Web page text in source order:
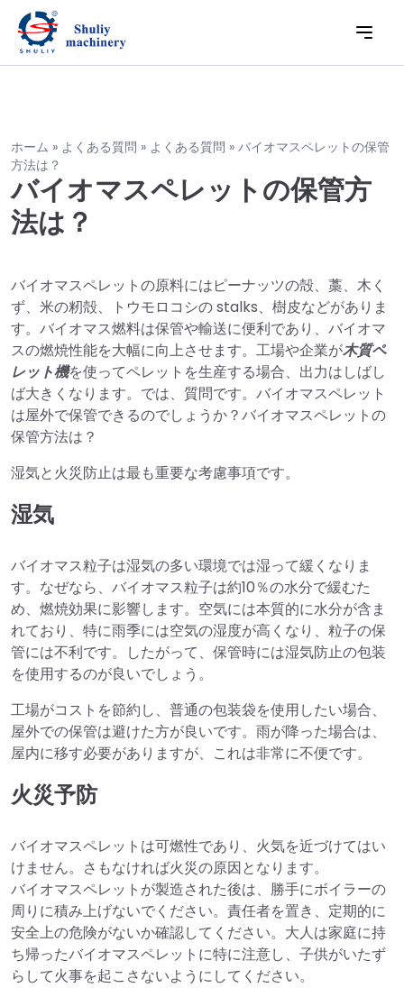
ホーム » よくある質問 » よくある質問 » バイオマスペレットの保管
方法は？
バイオマスペレットの保管方
法は？
バイオマスペレットの原料にはピーナッツの殻、藁、木く
ず、米の籾殻、トウモロコシの stalks、樹皮などがありま
す。バイオマス燃料は保管や輸送に便利であり、バイオマ
スの燃焼性能を大幅に向上させます。工場や企業が木質ペ
レット機を使ってペレットを生産する場合、出力はしばし
ば大きくなります。では、質問です。バイオマスペレット
は屋外で保管できるのでしょうか？バイオマスペレットの
保管方法は？
湿気と火災防止は最も重要な考慮事項です。
湿気
バイオマス粒子は湿気の多い環境では湿って緩くなりま
す。なぜなら、バイオマス粒子は約10％の水分で緩むた
め、燃焼効果に影響します。空気には本質的に水分が含ま
れており、特に雨季には空気の湿度が高くなり、粒子の保
管には不利です。したがって、保管時には湿気防止の包装
を使用するのが良いでしょう。
工場がコストを節約し、普通の包装袋を使用したい場合、
屋外での保管は避けた方が良いです。雨が降った場合は、
屋内に移す必要がありますが、これは非常に不便です。
火災予防
バイオマスペレットは可燃性であり、火気を近づけてはい
けません。さもなければ火災の原因となります。
バイオマスペレットが製造された後は、勝手にボイラーの
周りに積み上げないでください。責任者を置き、定期的に
安全上の危険がないか確認してください。大人は家庭に持
ち帰ったバイオマスペレットに特に注意し、子供がいたず
らして火事を起こさないようにしてください。